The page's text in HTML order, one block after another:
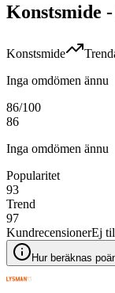
Konstsmide
Konstsmide
Inga omdömen ännu
86/100
86
Inga omdömen ännu
Popularitet
93
Trend
97
KundrecensionerEj
Hur beräknas